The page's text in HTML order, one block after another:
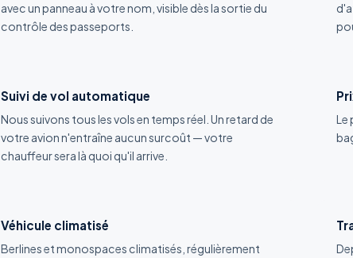
avec un panneau à votre nom, visible dès la sortie du
contrôle des passeports.
Suivi de vol automatique
Nous suivons tous les vols en temps réel. Un retard de
votre avion n'entraîne aucun surcoût — votre
chauffeur sera là quoi qu'il arrive.
Le
Véhicule climatisé
Berlines et monospaces climatisés, régulièrement